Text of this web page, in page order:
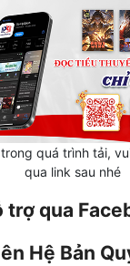
quá trình tải,
qua link sau nhé
trợ qua
Hệ Bản